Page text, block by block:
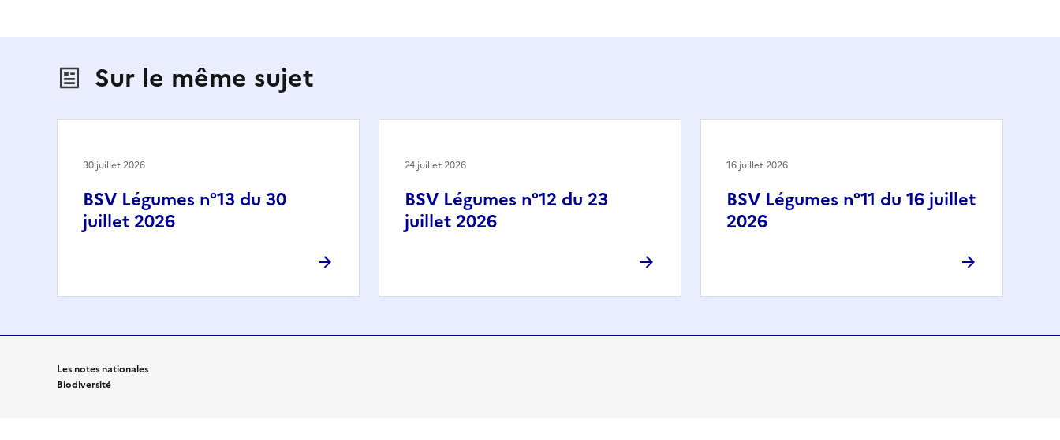
Sur le même sujet
BSV Légumes n°13 du 30
juillet 2026
30 juillet 2026
BSV Légumes n°12 du 23
juillet 2026
24 juillet 2026
BSV Légumes n°11 du 16 juillet
2026
16 juillet 2026
Les notes nationales
Biodiversité